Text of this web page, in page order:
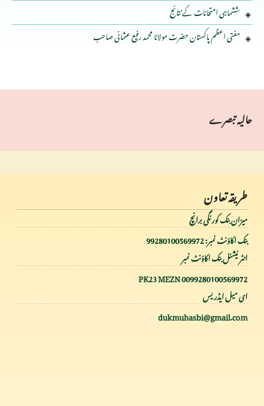
ششماہی امتحانات کے نتائج
مفتی اعظم پاکستان حضرت مولانا محمد رفیع عثمانی صاحب
حالیہ تبصرے
طریقہ تعاون
میزان بنک کورنگی برانچ
بنک اکاؤنٹ نمبر: 99280100569972
انٹر نیشنل بنک اکاؤنٹ نمبر
PK23 MEZN 0099280100569972
ای میل ایڈریس
dukmuhasbi@gmail.com